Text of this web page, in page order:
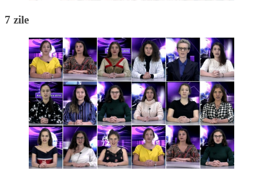
7 zile